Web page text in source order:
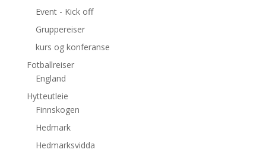
Event - Kick off
Gruppereiser
kurs og konferanse
Fotballreiser
England
Hytteutleie
Finnskogen
Hedmark
Hedmarksvidda